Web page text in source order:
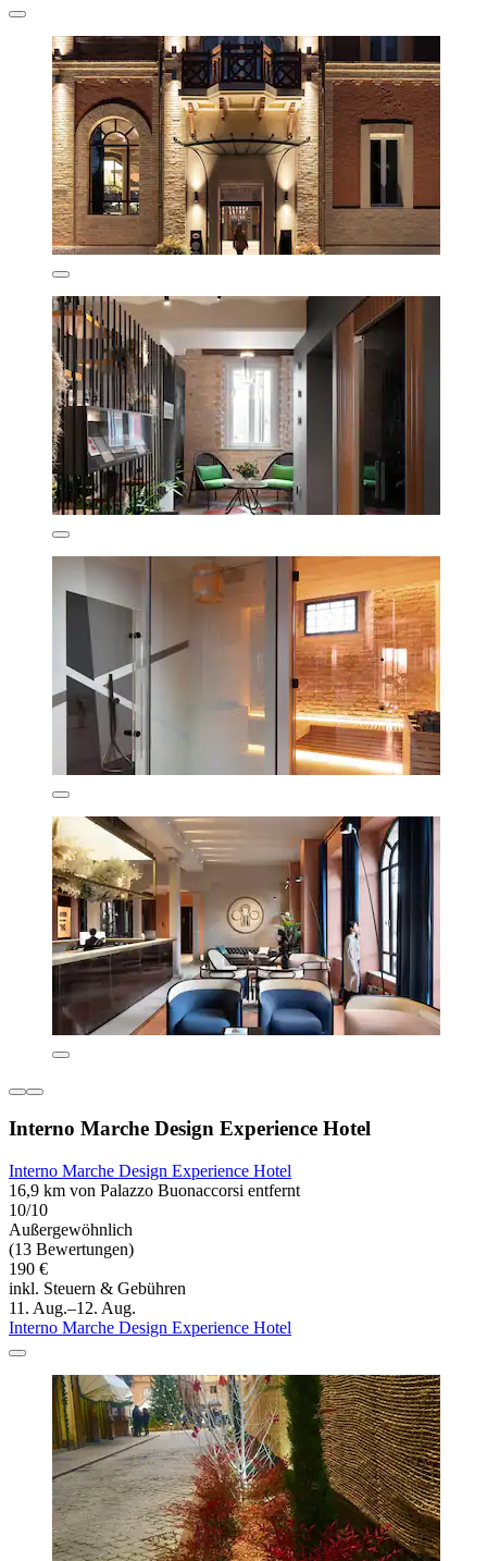
Interno Marche Design Experience Hotel
Interno Marche Design Experience Hotel
16,9 km von Palazzo Buonaccorsi entfernt
10/10
Außergewöhnlich
(13 Bewertungen)
190 €
inkl. Steuern & Gebühren
11. Aug.–12. Aug.
Interno Marche Design Experience Hotel